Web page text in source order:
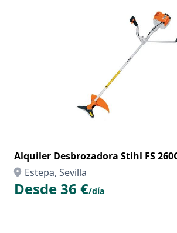
Alquiler Desbrozadora Stihl FS
Estepa, Sevilla
Desde 36 €/día